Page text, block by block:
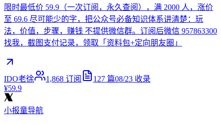
限时最低价 59.9（一次订阅，永久查阅），满 2000 人，涨价
至 69.6 尽可能少的字，把公众号必备知识体系讲清楚：玩
法，价值，步骤，赚钱 不提供微信群。订阅后微信 957863300
找我，截图支付记录，领取「资料包+定向朋友圈」
IDO老徐 1,868 订阅 127 篇08/23 收录
¥59.9
小报童导航